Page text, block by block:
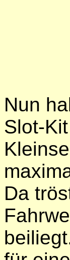
Nun
Slot-
Da